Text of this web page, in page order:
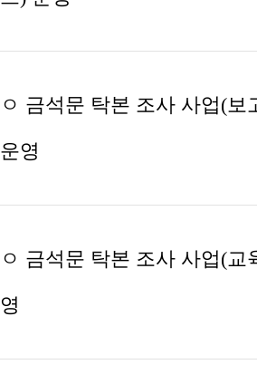
ㅇ 금석문 탁본 조사 사업(보
운영
ㅇ 금석문 탁본 조사 사업(교
영